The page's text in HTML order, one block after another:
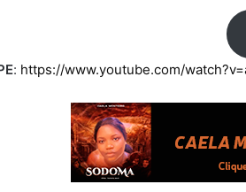
: https://www.youtube.com/